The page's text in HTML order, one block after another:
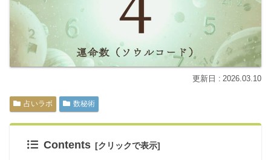
2026.03.10
占いラボ 数秘術
Contents